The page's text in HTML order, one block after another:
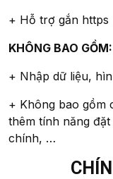
+ Hỗ trợ gắn https
KHÔNG BAO GỒM:
+ Nhập dữ liệu,
+ Không bao gồm
thêm tính năng
chính, …